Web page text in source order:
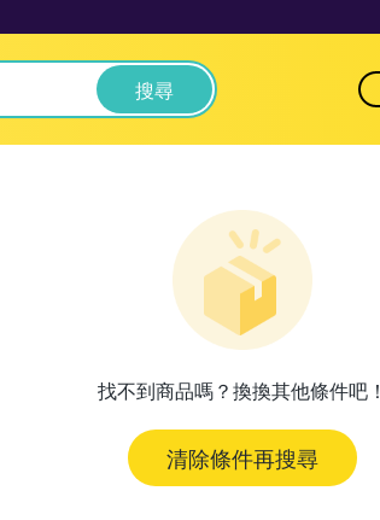
搜尋
找不到商品嗎？換換其他條件吧！
清除條件再搜尋